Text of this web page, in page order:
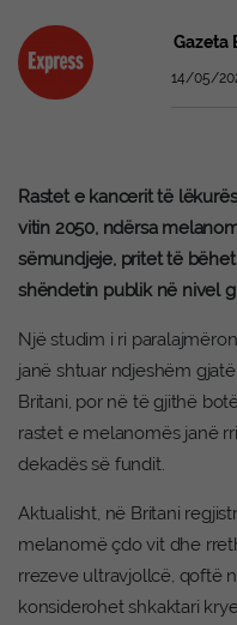
Gazeta
14/05/
Rastet e kancerit të
vitin 2050, ndërsa
sëmundjeje, pritet të
shëndetin publik në nivel
Një studim i ri
janë shtuar ndjeshëm
Britani, por në të gjithë
rastet e melanomës janë
dekadës së fundit.
Aktualisht, në Britani
melanomë çdo vit dhe
rrezeve ultravjollcë, qoftë
konsiderohet shkaktari